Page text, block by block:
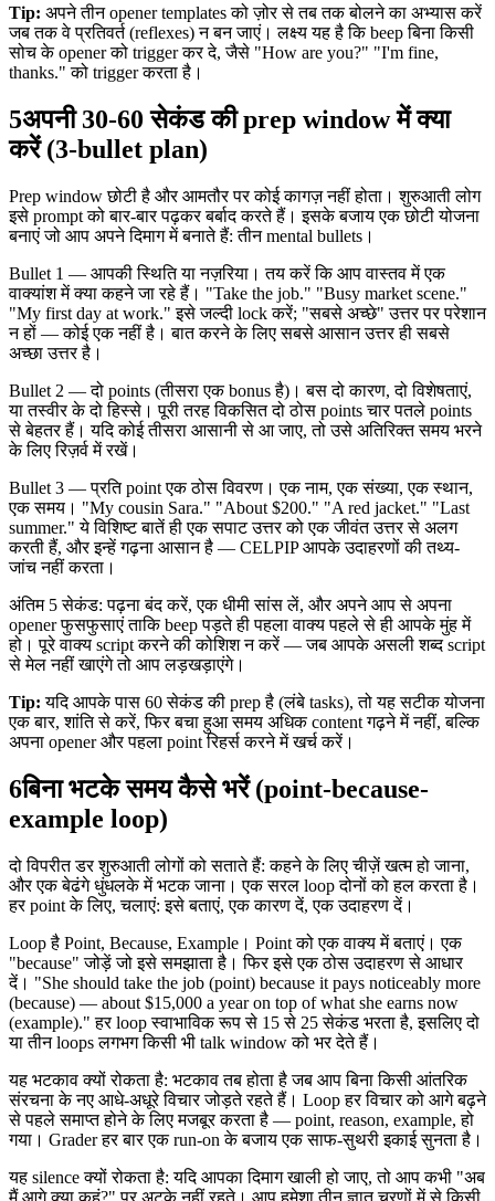
Tip: अपने तीन opener templates को ज़ोर से तब तक बोलने का अभ्यास करें
जब तक वे प्रतिवर्त (reflexes) न बन जाएं। लक्ष्य यह है कि beep बिना किसी
सोच के opener को trigger कर दे, जैसे "How are you?" "I'm fine,
thanks." को trigger करता है।
5अपनी 30-60 सेकंड की prep window में क्या
करें (3-bullet plan)
Prep window छोटी है और आमतौर पर कोई कागज़ नहीं होता। शुरुआती लोग
इसे prompt को बार-बार पढ़कर बर्बाद करते हैं। इसके बजाय एक छोटी योजना
बनाएं जो आप अपने दिमाग में बनाते हैं: तीन mental bullets।
Bullet 1 — आपकी स्थिति या नज़रिया। तय करें कि आप वास्तव में एक
वाक्यांश में क्या कहने जा रहे हैं। "Take the job." "Busy market scene."
"My first day at work." इसे जल्दी lock करें; "सबसे अच्छे" उत्तर पर परेशान
न हों — कोई एक नहीं है। बात करने के लिए सबसे आसान उत्तर ही सबसे
अच्छा उत्तर है।
Bullet 2 — दो points (तीसरा एक bonus है)। बस दो कारण, दो विशेषताएं,
या तस्वीर के दो हिस्से। पूरी तरह विकसित दो ठोस points चार पतले points
से बेहतर हैं। यदि कोई तीसरा आसानी से आ जाए, तो उसे अतिरिक्त समय भरने
के लिए रिज़र्व में रखें।
Bullet 3 — प्रति point एक ठोस विवरण। एक नाम, एक संख्या, एक स्थान,
एक समय। "My cousin Sara." "About $200." "A red jacket." "Last
summer." ये विशिष्ट बातें ही एक सपाट उत्तर को एक जीवंत उत्तर से अलग
करती हैं, और इन्हें गढ़ना आसान है — CELPIP आपके उदाहरणों की तथ्य-
जांच नहीं करता।
अंतिम 5 सेकंड: पढ़ना बंद करें, एक धीमी सांस लें, और अपने आप से अपना
opener फुसफुसाएं ताकि beep पड़ते ही पहला वाक्य पहले से ही आपके मुंह में
हो। पूरे वाक्य script करने की कोशिश न करें — जब आपके असली शब्द script
से मेल नहीं खाएंगे तो आप लड़खड़ाएंगे।
Tip: यदि आपके पास 60 सेकंड की prep है (लंबे tasks), तो यह सटीक योजना
एक बार, शांति से करें, फिर बचा हुआ समय अधिक content गढ़ने में नहीं, बल्कि
अपना opener और पहला point रिहर्स करने में खर्च करें।
6बिना भटके समय कैसे भरें (point-because-
example loop)
दो विपरीत डर शुरुआती लोगों को सताते हैं: कहने के लिए चीज़ें खत्म हो जाना,
और एक बेढंगे धुंधलके में भटक जाना। एक सरल loop दोनों को हल करता है।
हर point के लिए, चलाएं: इसे बताएं, एक कारण दें, एक उदाहरण दें।
Loop है Point, Because, Example। Point को एक वाक्य में बताएं। एक
"because" जोड़ें जो इसे समझाता है। फिर इसे एक ठोस उदाहरण से आधार
दें। "She should take the job (point) because it pays noticeably more
(because) — about $15,000 a year on top of what she earns now
(example)." हर loop स्वाभाविक रूप से 15 से 25 सेकंड भरता है, इसलिए दो
या तीन loops लगभग किसी भी talk window को भर देते हैं।
यह भटकाव क्यों रोकता है: भटकाव तब होता है जब आप बिना किसी आंतरिक
संरचना के नए आधे-अधूरे विचार जोड़ते रहते हैं। Loop हर विचार को आगे बढ़ने
से पहले समाप्त होने के लिए मजबूर करता है — point, reason, example, हो
गया। Grader हर बार एक run-on के बजाय एक साफ-सुथरी इकाई सुनता है।
यह silence क्यों रोकता है: यदि आपका दिमाग खाली हो जाए, तो आप कभी "अब
मैं आगे क्या कहूं?" पर अटके नहीं रहते। आप हमेशा तीन ज्ञात चरणों में से किसी